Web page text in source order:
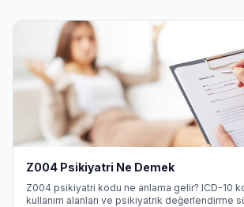
Z004 Psikiyatri Ne Demek
Z004 psikiyatri kodu ne anlama gelir? ICD-10
kullanım alanları ve psikiyatrik değerlendirme